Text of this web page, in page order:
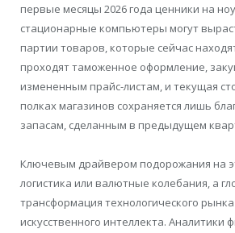
первые месяцы 2026 года ценники на
стационарные компьютеры могут
партии товаров, которые сейчас
проходят таможенное оформление,
измененным прайс-листам, и текущая
полках магазинов сохраняется лишь
запасам, сделанным в предыдущем
Ключевым драйвером подорожания на
логистика или валютные колебания, а
трансформация технологического
искусственного интеллекта. Аналитики